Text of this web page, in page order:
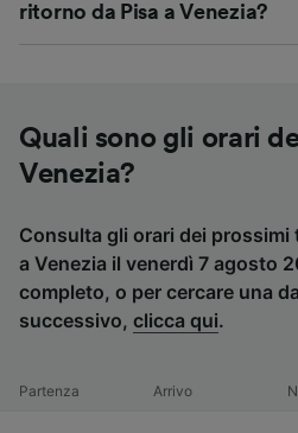
ritorno da Pisa a Venezia?
Quali sono gli orari
Venezia?
Consulta gli orari dei prossimi
a Venezia il venerdì 7 agosto
completo, o per cercare una
successivo, clicca qui.
Partenza Arrivo